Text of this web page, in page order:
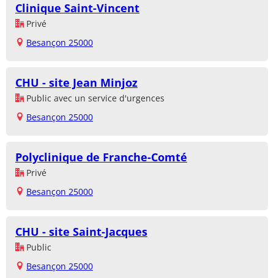
Clinique Saint-Vincent
Privé
Besançon 25000
CHU - site Jean Minjoz
Public avec un service d'urgences
Besançon 25000
Polyclinique de Franche-Comté
Privé
Besançon 25000
CHU - site Saint-Jacques
Public
Besançon 25000